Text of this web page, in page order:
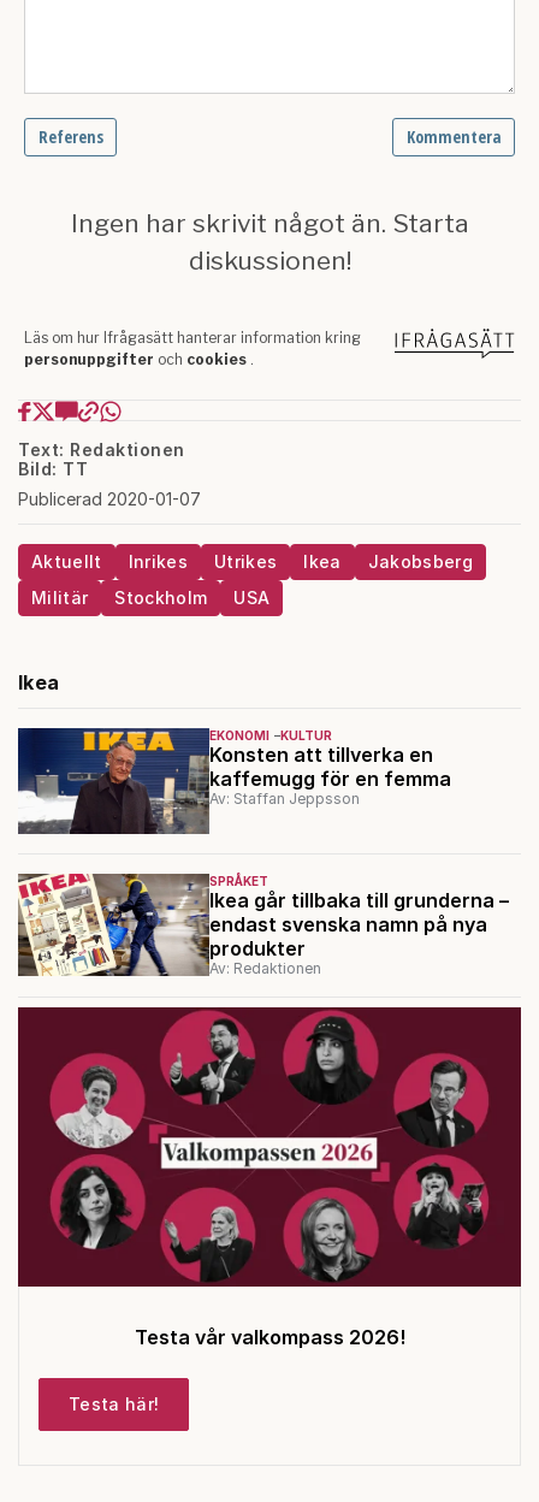
Text: Redaktionen
Bild: TT
Publicerad 2020-01-07
Aktuellt Inrikes Utrikes Ikea
Jakobsberg
Militär
Stockholm USA
Ikea
EKONOMI KULTUR
Konsten att tillverka en
kaffemugg för en femma
Av: Staffan Jeppsson
SPRÅKET
Ikea går tillbaka till grunderna –
endast svenska namn på nya
produkter
Av: Redaktionen
Testa vår valkompass 2026!
Testa här!